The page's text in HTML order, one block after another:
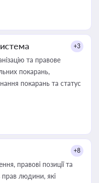
+3
та правове
покарань,
покарань та статус
+8
правові позиції та
людини, які